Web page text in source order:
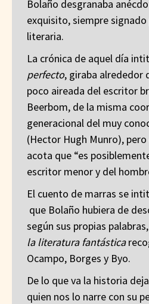
Bolaño desgranaba
exquisito, siempre
literaria.
La crónica de aquel día
perfecto, giraba alrededor
poco aireada del escritor
Beerbom, de la misma
generacional del muy
(Hector Hugh Munro),
acota que “es
escritor menor y del
El cuento de marras se
que Bolaño hubiera de
según sus propias
la literatura fantástica
Ocampo, Borges y Byo.
De lo que va la historia
quien nos lo narre con su